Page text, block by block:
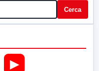
Cerca
▶